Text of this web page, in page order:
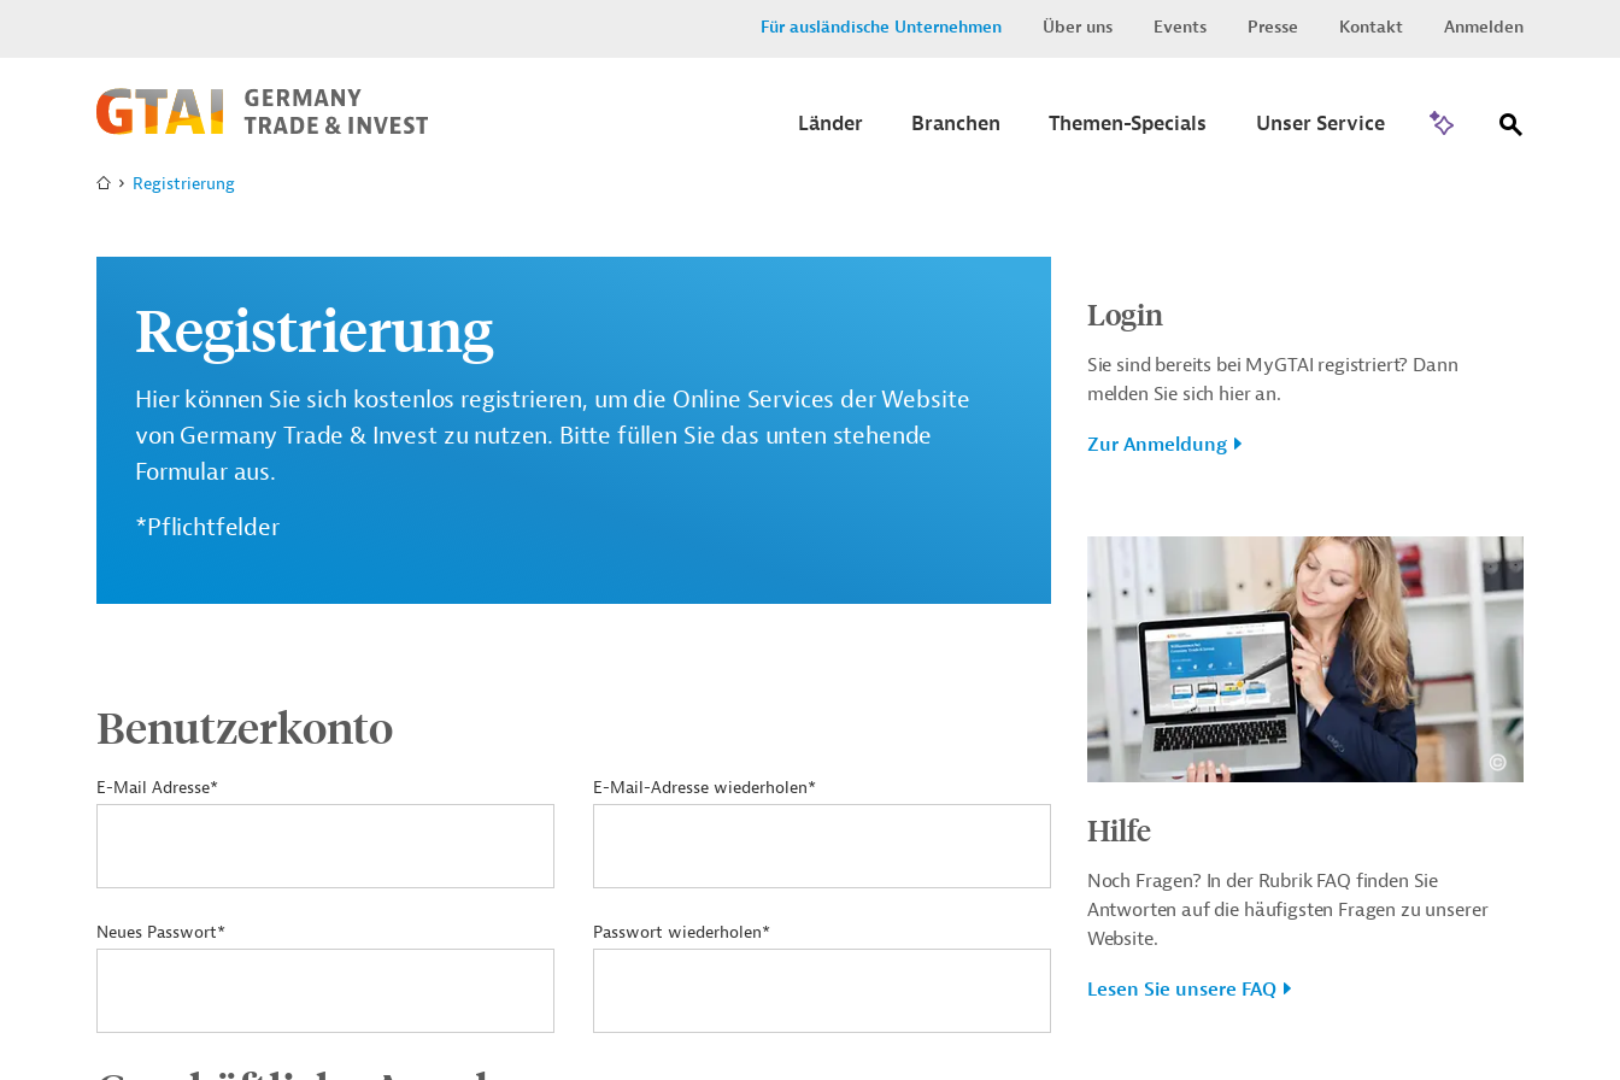
Für ausländische Unternehmen Über uns Events Presse Kontakt Anmelden
Länder Branchen Themen-Specials Unser Service
Registrierung
Registrierung
Hier können Sie sich kostenlos registrieren, um die Online Services der Website
von Germany Trade & Invest zu nutzen. Bitte füllen Sie das unten stehende
Formular aus.
*Pflichtfelder
Benutzerkonto
E-Mail Adresse* E-Mail-Adresse wiederholen*
Neues Passwort* Passwort wiederholen*
Login
Sie sind bereits bei MyGTAI registriert? Dann
melden Sie sich hier an.
Zur Anmeldung
Hilfe
Noch Fragen? In der Rubrik FAQ finden Sie
Antworten auf die häufigsten Fragen zu unserer
Website.
Lesen Sie unsere FAQ